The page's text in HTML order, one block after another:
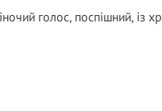
голос, поспішний, із